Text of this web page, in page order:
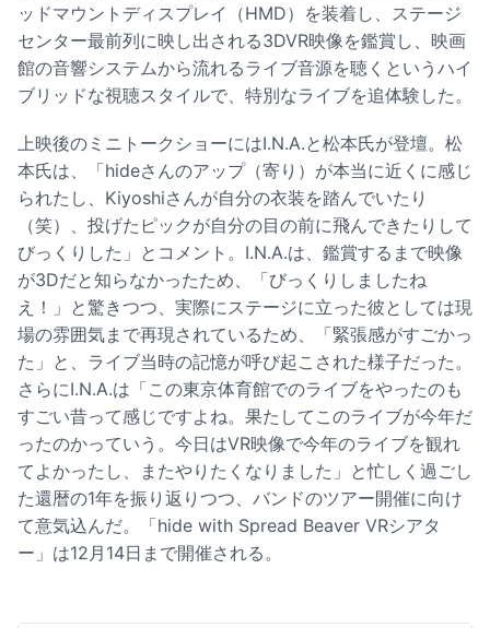
ッドマウントディスプレイ（HMD）を装着し、ステージ
センター最前列に映し出される3DVR映像を鑑賞し、映画
館の音響システムから流れるライブ音源を聴くというハイ
ブリッドな視聴スタイルで、特別なライブを追体験した。
上映後のミニトークショーにはI.N.A.と松本氏が登壇。松
本氏は、「hideさんのアップ（寄り）が本当に近くに感じ
られたし、Kiyoshiさんが自分の衣装を踏んでいたり
（笑）、投げたピックが自分の目の前に飛んできたりして
びっくりした」とコメント。I.N.A.は、鑑賞するまで映像
が3Dだと知らなかったため、「びっくりしましたね
え！」と驚きつつ、実際にステージに立った彼としては現
場の雰囲気まで再現されているため、「緊張感がすごかっ
た」と、ライブ当時の記憶が呼び起こされた様子だった。
さらにI.N.A.は「この東京体育館でのライブをやったのも
すごい昔って感じですよね。果たしてこのライブが今年だ
ったのかっていう。今日はVR映像で今年のライブを観れ
てよかったし、またやりたくなりました」と忙しく過ごし
た還暦の1年を振り返りつつ、バンドのツアー開催に向け
て意気込んだ。「hide with Spread Beaver VRシアタ
ー」は12月14日まで開催される。